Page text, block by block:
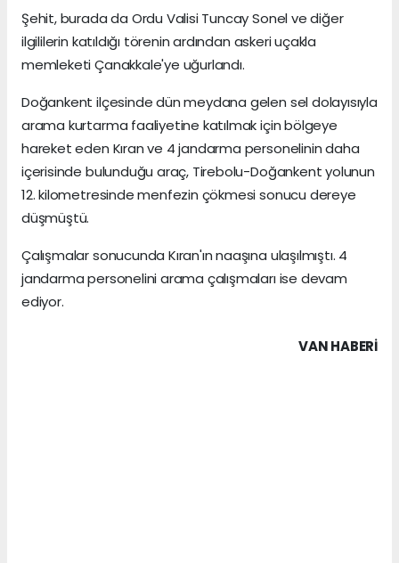
Şehit, burada da Ordu Valisi Tuncay Sonel ve diğer
ilgililerin katıldığı törenin ardından askeri uçakla
memleketi Çanakkale'ye uğurlandı.
Doğankent ilçesinde dün meydana gelen sel dolayısıyla
arama kurtarma faaliyetine katılmak için bölgeye
hareket eden Kıran ve 4 jandarma personelinin daha
içerisinde bulunduğu araç, Tirebolu-Doğankent yolunun
12. kilometresinde menfezin çökmesi sonucu dereye
düşmüştü.
Çalışmalar sonucunda Kıran'ın naaşına ulaşılmıştı. 4
jandarma personelini arama çalışmaları ise devam
ediyor.
VAN HABERİ